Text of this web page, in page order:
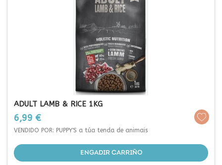
ADULT LAMB & RICE 1KG
Prezo
6,99 €
VENDIDO POR: PUPPY'S a túa tenda de animais
ENGADIR CARRIÑO